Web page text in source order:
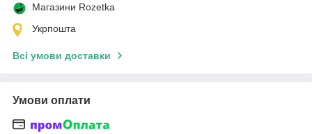
Магазини Rozetka
Укрпошта
Всі умови доставки
Умови оплати